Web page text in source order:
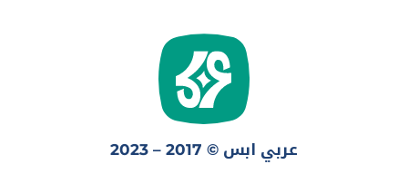
عربي ابس © 2017 – 2023